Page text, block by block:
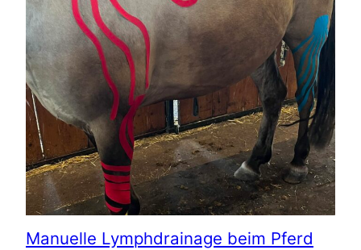
Manuelle Lymphdrainage beim Pferd